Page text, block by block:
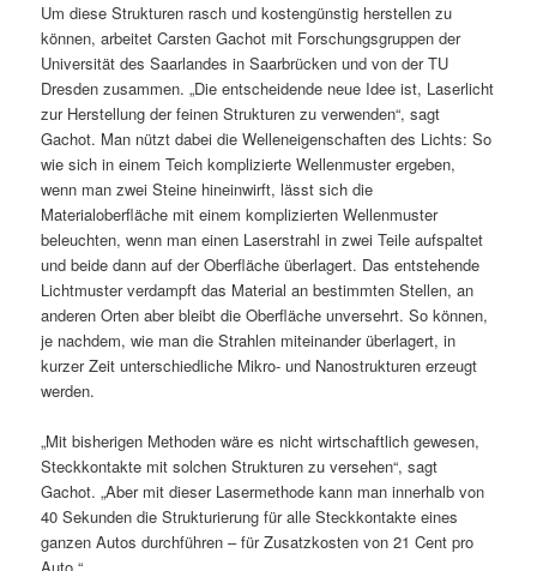
Um diese Strukturen rasch und kostengünstig herstellen zu
können, arbeitet Carsten Gachot mit Forschungsgruppen der
Universität des Saarlandes in Saarbrücken und von der TU
Dresden zusammen. „Die entscheidende neue Idee ist, Laserlicht
zur Herstellung der feinen Strukturen zu verwenden“, sagt
Gachot. Man nützt dabei die Welleneigenschaften des Lichts: So
wie sich in einem Teich komplizierte Wellenmuster ergeben,
wenn man zwei Steine hineinwirft, lässt sich die
Materialoberfläche mit einem komplizierten Wellenmuster
beleuchten, wenn man einen Laserstrahl in zwei Teile aufspaltet
und beide dann auf der Oberfläche überlagert. Das entstehende
Lichtmuster verdampft das Material an bestimmten Stellen, an
anderen Orten aber bleibt die Oberfläche unversehrt. So können,
je nachdem, wie man die Strahlen miteinander überlagert, in
kurzer Zeit unterschiedliche Mikro- und Nanostrukturen erzeugt
werden.
„Mit bisherigen Methoden wäre es nicht wirtschaftlich gewesen,
Steckkontakte mit solchen Strukturen zu versehen“, sagt
Gachot. „Aber mit dieser Lasermethode kann man innerhalb von
40 Sekunden die Strukturierung für alle Steckkontakte eines
ganzen Autos durchführen – für Zusatzkosten von 21 Cent pro